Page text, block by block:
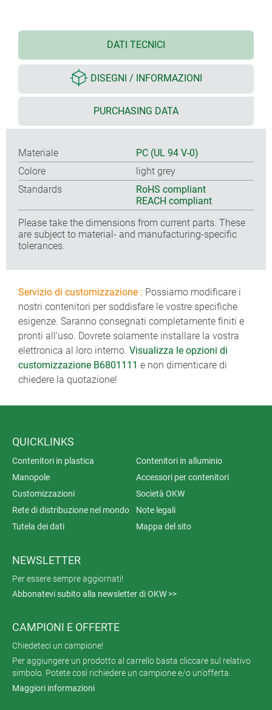
DATI TECNICI
DISEGNI / INFORMAZIONI
PURCHASING DATA
Materiale
PC (UL 94 V-0)
Colore
light grey
Standards
RoHS compliant
REACH compliant
Please take the dimensions from current parts. These
are subject to material- and manufacturing-specific
tolerances.
Servizio di customizzazione : Possiamo modificare i
nostri contenitori per soddisfare le vostre specifiche
esigenze. Saranno consegnati completamente finiti e
pronti all’uso. Dovrete solamente installare la vostra
elettronica al loro interno. Visualizza le opzioni di
customizzazione B6801111 e non dimenticare di
chiedere la quotazione!
QUICKLINKS
Contenitori in plastica
Contenitori in alluminio
Manopole
Accessori per contenitori
Customizzazioni
Società OKW
Rete di distribuzione nel mondo
Note legali
Tutela dei dati
Mappa del sito
NEWSLETTER
Per essere sempre aggiornati!
Abbonatevi subito alla newsletter di OKW >>
CAMPIONI E OFFERTE
Chiedeteci un campione!
Per aggiungere un prodotto al carrello basta cliccare sul relativo
simbolo. Potete così richiedere un campione e/o un'offerta.
Maggiori informazioni